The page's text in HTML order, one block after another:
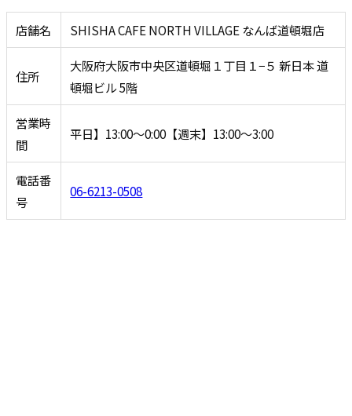
店舗名 SHISHA CAFE NORTH VILLAGE なんば道頓堀店
住所
大阪府大阪市中央区道頓堀１丁目１−５ 新日本 道
頓堀ビル 5階
営業時
間
平日】13:00〜0:00【週末】13:00〜3:00
電話番
号
06-6213-0508